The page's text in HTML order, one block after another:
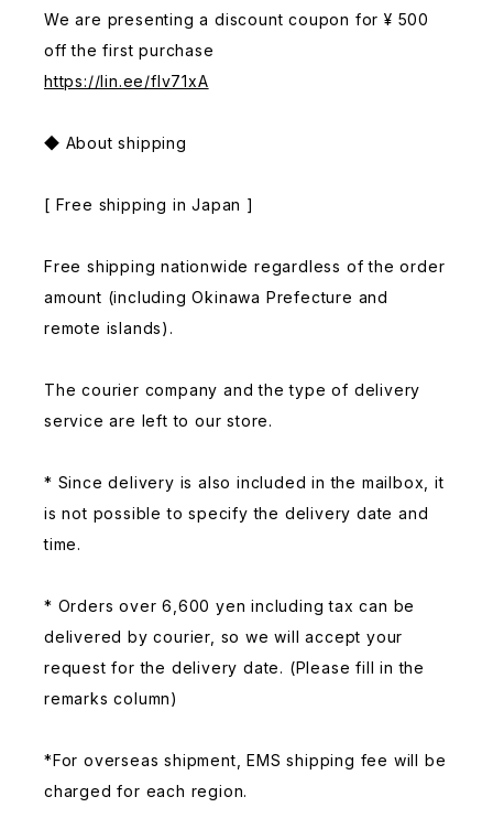
We are presenting a discount coupon for ¥ 500
off the first purchase
https://lin.ee/fIv71xA
◆ About shipping
[ Free shipping in Japan ]
Free shipping nationwide regardless of the order
amount (including Okinawa Prefecture and
remote islands).
The courier company and the type of delivery
service are left to our store.
* Since delivery is also included in the mailbox, it
is not possible to specify the delivery date and
time.
* Orders over 6,600 yen including tax can be
delivered by courier, so we will accept your
request for the delivery date. (Please fill in the
remarks column)
*For overseas shipment, EMS shipping fee will be
charged for each region.